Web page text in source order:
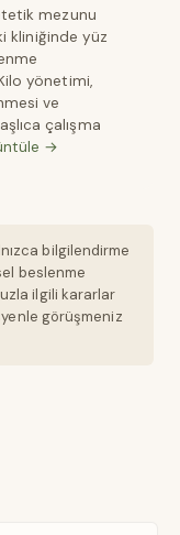
mezunu
kliniğinde yüz
yönetimi,
ve
çalışma
→
bilgilendirme
beslenme
ilgili kararlar
görüşmeniz